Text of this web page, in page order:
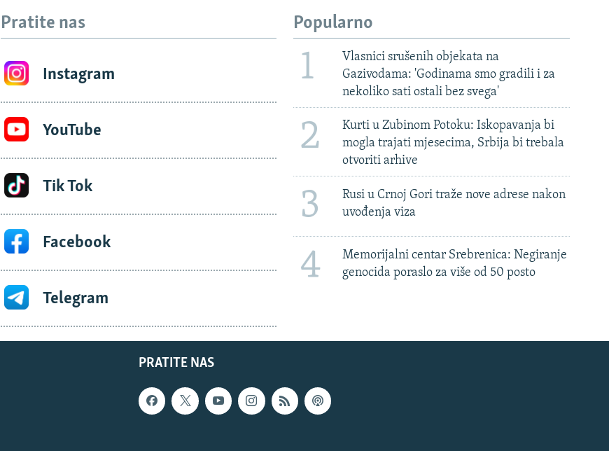
Pratite nas
Instagram
YouTube
Tik Tok
Facebook
Telegram
Popularno
1
Vlasnici srušenih objekata na
Gazivodama: 'Godinama smo gradili i za
nekoliko sati ostali bez svega'
2
Kurti u Zubinom Potoku: Iskopavanja bi
mogla trajati mjesecima, Srbija bi trebala
otvoriti arhive
3
Rusi u Crnoj Gori traže nove adrese nakon
uvođenja viza
4
Memorijalni centar Srebrenica: Negiranje
genocida poraslo za više od 50 posto
PRATITE NAS